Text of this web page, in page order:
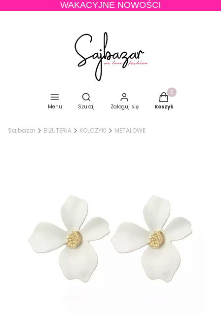
WAKACYJNE NOWOŚCI
Menu
Otwórz wyszukiwarkę
Szukaj Zaloguj się
Produkty w
Koszyk
Sajbazar BIŻUTERIA KOLCZYKI METALOWE